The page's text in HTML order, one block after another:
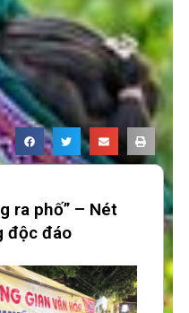
ra phố” – Nét
độc đáo